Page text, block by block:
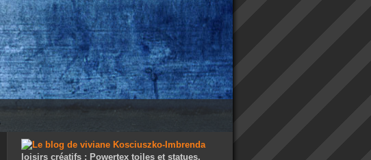
loisirs créatifs : Powertex toiles et statues,